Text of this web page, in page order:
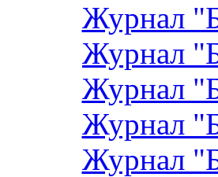
Журнал
Журнал
Журнал
Журнал
Журнал